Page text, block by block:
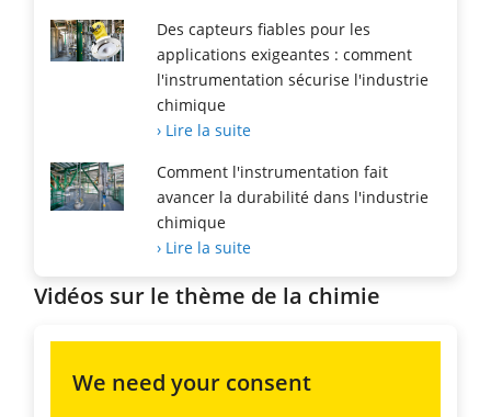
Des capteurs fiables pour les
applications exigeantes : comment
l'instrumentation sécurise l'industrie
chimique
› Lire la suite
Comment l'instrumentation fait
avancer la durabilité dans l'industrie
chimique
› Lire la suite
Vidéos sur le thème de la chimie
We need your consent